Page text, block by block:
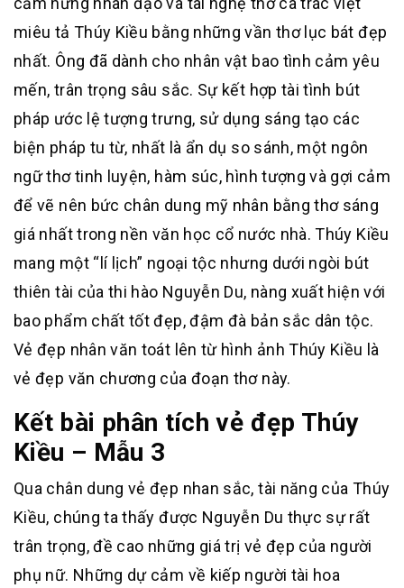
miêu tả Thúy Kiều bằng những vần thơ lục bát đẹp
nhất. Ông đã dành cho nhân vật bao tình cảm yêu
mến, trân trọng sâu sắc. Sự kết hợp tài tình bút
pháp ước lệ tượng trưng, sử dụng sáng tạo các
biện pháp tu từ, nhất là ẩn dụ so sánh, một ngôn
ngữ thơ tinh luyện, hàm súc, hình tượng và gợi cảm
để vẽ nên bức chân dung mỹ nhân bằng thơ sáng
giá nhất trong nền văn học cổ nước nhà. Thúy Kiều
mang một “lí lịch” ngoại tộc nhưng dưới ngòi bút
thiên tài của thi hào Nguyễn Du, nàng xuất hiện với
bao phẩm chất tốt đẹp, đậm đà bản sắc dân tộc.
Vẻ đẹp nhân văn toát lên từ hình ảnh Thúy Kiều là
vẻ đẹp văn chương của đoạn thơ này.
Kết bài phân tích vẻ đẹp Thúy
Kiều – Mẫu 3
Qua chân dung vẻ đẹp nhan sắc, tài năng của Thúy
Kiều, chúng ta thấy được Nguyễn Du thực sự rất
trân trọng, đề cao những giá trị vẻ đẹp của người
phụ nữ. Những dự cảm về kiếp người tài hoa